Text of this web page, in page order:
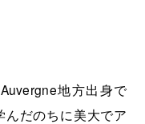
地方出身で
だのちに美大でア